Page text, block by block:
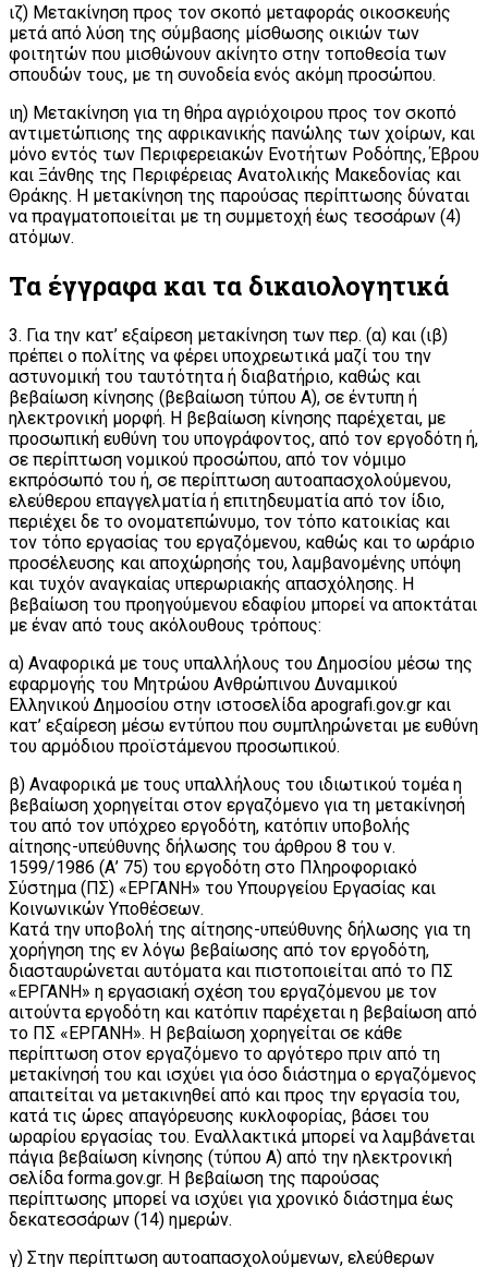
ιζ) Μετακίνηση προς τον σκοπό μεταφοράς οικοσκευής
μετά από λύση της σύμβασης μίσθωσης οικιών των
φοιτητών που μισθώνουν ακίνητο στην τοποθεσία των
σπουδών τους, με τη συνοδεία ενός ακόμη προσώπου.
ιη) Μετακίνηση για τη θήρα αγριόχοιρου προς τον σκοπό
αντιμετώπισης της αφρικανικής πανώλης των χοίρων, και
μόνο εντός των Περιφερειακών Ενοτήτων Ροδόπης, Έβρου
και Ξάνθης της Περιφέρειας Ανατολικής Μακεδονίας και
Θράκης. Η μετακίνηση της παρούσας περίπτωσης δύναται
να πραγματοποιείται με τη συμμετοχή έως τεσσάρων (4)
ατόμων.
Τα έγγραφα και τα δικαιολογητικά
3. Για την κατ’ εξαίρεση μετακίνηση των περ. (α) και (ιβ)
πρέπει ο πολίτης να φέρει υποχρεωτικά μαζί του την
αστυνομική του ταυτότητα ή διαβατήριο, καθώς και
βεβαίωση κίνησης (βεβαίωση τύπου Α), σε έντυπη ή
ηλεκτρονική μορφή. Η βεβαίωση κίνησης παρέχεται, με
προσωπική ευθύνη του υπογράφοντος, από τον εργοδότη ή,
σε περίπτωση νομικού προσώπου, από τον νόμιμο
εκπρόσωπό του ή, σε περίπτωση αυτοαπασχολούμενου,
ελεύθερου επαγγελματία ή επιτηδευματία από τον ίδιο,
περιέχει δε το ονοματεπώνυμο, τον τόπο κατοικίας και
τον τόπο εργασίας του εργαζόμενου, καθώς και το ωράριο
προσέλευσης και αποχώρησής του, λαμβανομένης υπόψη
και τυχόν αναγκαίας υπερωριακής απασχόλησης. Η
βεβαίωση του προηγούμενου εδαφίου μπορεί να αποκτάται
με έναν από τους ακόλουθους τρόπους:
α) Αναφορικά με τους υπαλλήλους του Δημοσίου μέσω της
εφαρμογής του Μητρώου Ανθρώπινου Δυναμικού
Ελληνικού Δημοσίου στην ιστοσελίδα apografi.gov.gr και
κατ’ εξαίρεση μέσω εντύπου που συμπληρώνεται με ευθύνη
του αρμόδιου προϊστάμενου προσωπικού.
β) Αναφορικά με τους υπαλλήλους του ιδιωτικού τομέα η
βεβαίωση χορηγείται στον εργαζόμενο για τη μετακίνησή
του από τον υπόχρεο εργοδότη, κατόπιν υποβολής
αίτησης-υπεύθυνης δήλωσης του άρθρου 8 του ν.
1599/1986 (Α’ 75) του εργοδότη στο Πληροφοριακό
Σύστημα (ΠΣ) «ΕΡΓΑΝΗ» του Υπουργείου Εργασίας και
Κοινωνικών Υποθέσεων.
Κατά την υποβολή της αίτησης-υπεύθυνης δήλωσης για τη
χορήγηση της εν λόγω βεβαίωσης από τον εργοδότη,
διασταυρώνεται αυτόματα και πιστοποιείται από το ΠΣ
«ΕΡΓΑΝΗ» η εργασιακή σχέση του εργαζόμενου με τον
αιτούντα εργοδότη και κατόπιν παρέχεται η βεβαίωση από
το ΠΣ «ΕΡΓΑΝΗ». Η βεβαίωση χορηγείται σε κάθε
περίπτωση στον εργαζόμενο το αργότερο πριν από τη
μετακίνησή του και ισχύει για όσο διάστημα ο εργαζόμενος
απαιτείται να μετακινηθεί από και προς την εργασία του,
κατά τις ώρες απαγόρευσης κυκλοφορίας, βάσει του
ωραρίου εργασίας του. Εναλλακτικά μπορεί να λαμβάνεται
πάγια βεβαίωση κίνησης (τύπου Α) από την ηλεκτρονική
σελίδα forma.gov.gr. Η βεβαίωση της παρούσας
περίπτωσης μπορεί να ισχύει για χρονικό διάστημα έως
δεκατεσσάρων (14) ημερών.
γ) Στην περίπτωση αυτοαπασχολούμενων, ελεύθερων